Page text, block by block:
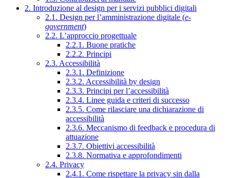
2. Introduzione al design per i servizi pubblici digitali
2.1. Design per l’amministrazione digitale (e-
government)
2.2. L’approccio progettuale
2.2.1. Buone pratiche
2.2.2. Principi
2.3. Accessibilità
2.3.1. Definizione
2.3.2. Accessibilità by design
2.3.3. Principi per l’accessibilità
2.3.4. Linee guida e criteri di successo
2.3.5. Come rilasciare una dichiarazione di
accessibilità
2.3.6. Meccanismo di feedback e procedura di
attuazione
2.3.7. Obiettivi accessibilità
2.3.8. Normativa e approfondimenti
2.4. Privacy
2.4.1. Come rispettare la privacy sin dalla